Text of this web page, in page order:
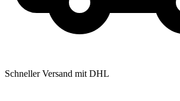
Schneller Versand mit DHL